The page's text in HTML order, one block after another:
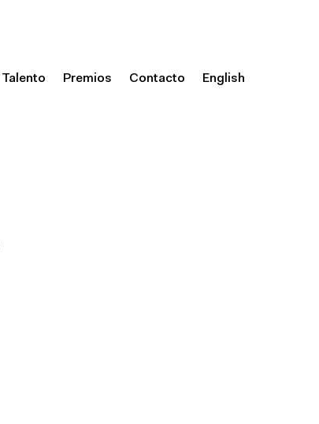
Talento Premios Contacto English